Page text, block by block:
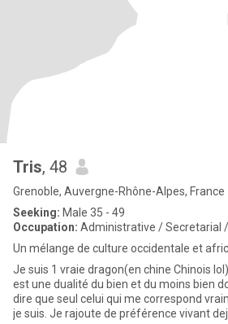
Tris, 48
Grenoble, Auvergne-Rhône-Alpes, France
Seeking: Male 35 - 49
Occupation: Administrative / Secretarial /
Un mélange de culture occidentale et
Je suis 1 vraie dragon(en chine Chinois
est une dualité du bien et du moins bien
dire que seul celui qui me correspond
je suis. Je rajoute de préférence vivant